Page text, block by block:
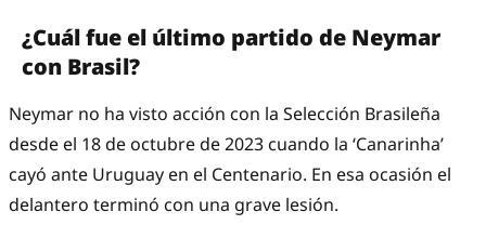
¿Cuál fue el último partido de Neymar
con Brasil?
Neymar no ha visto acción con la Selección Brasileña
desde el 18 de octubre de 2023 cuando la ‘Canarinha’
cayó ante Uruguay en el Centenario. En esa ocasión el
delantero terminó con una grave lesión.